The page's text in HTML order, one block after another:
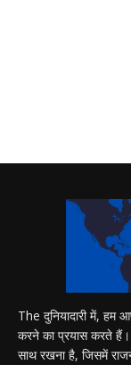
The दुनियादारी में, हम
करने का प्रयास करते हैं।
साथ रखना है, जिसमें